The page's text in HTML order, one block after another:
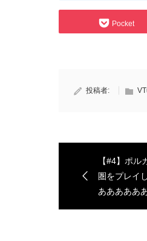
Pocket
投稿者:
【#4】ポ
圏をプレイ
あああああ